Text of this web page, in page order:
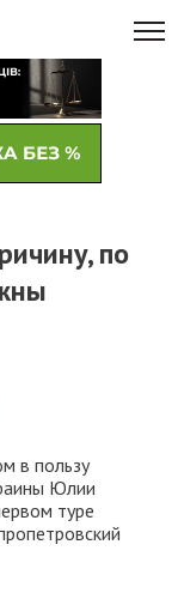
по
в пользу
Юлии
туре